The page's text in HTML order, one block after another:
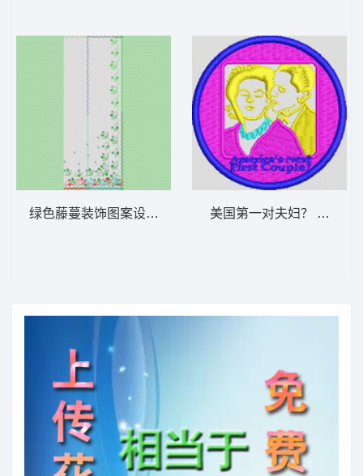
绿色藤蔓装饰图案设计 台布 美国第一对夫妇？ 奥巴马